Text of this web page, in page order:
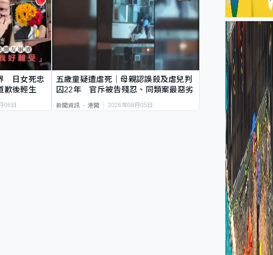
日女死忠
歉後輕生
06日
五歲童疑遭虐死｜母親認誤殺及虐兒判
囚22年 官斥被告殘忍、同類案最惡劣
新聞資訊 港聞 2026年08月05日